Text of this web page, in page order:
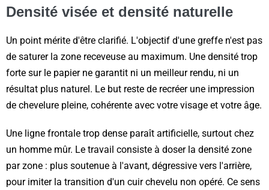
Densité visée et densité naturelle
Un point mérite d'être clarifié. L'objectif d'une greffe n'est pas
de saturer la zone receveuse au maximum. Une densité trop
forte sur le papier ne garantit ni un meilleur rendu, ni un
résultat plus naturel. Le but reste de recréer une impression
de chevelure pleine, cohérente avec votre visage et votre âge.
Une ligne frontale trop dense paraît artificielle, surtout chez
un homme mûr. Le travail consiste à doser la densité zone
par zone : plus soutenue à l'avant, dégressive vers l'arrière,
pour imiter la transition d'un cuir chevelu non opéré. Ce sens